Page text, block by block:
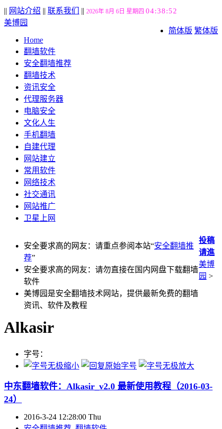
|| 网站介绍 || 联系我们 || 2026年 8月 6日 星期四 04:38:52
简体版 繁体版
美博园
Home
翻墙软件
安全翻墙推荐
翻墙技术
资讯安全
代理服务器
电脑安全
文化人生
手机翻墙
自建代理
网站建立
常用软件
网络技术
社交通讯
网站推广
卫星上网
安全要求高的网友：请重点参阅本站“安全翻墙推
荐”
安全要求高的网友：请勿直接在国内网盘下载翻墙
软件
美博园是安全翻墙技术网站，提供最新免费的翻墙
资讯、软件及教程
投稿
请進
美博
园 >
Alkasir
字号：
中东翻墙软件：Alkasir_v2.0 最新使用教程（2016-03-
24）
2016-3-24 12:28:00 Thu